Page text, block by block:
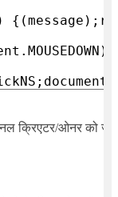
क्रिएटर/ओनर को